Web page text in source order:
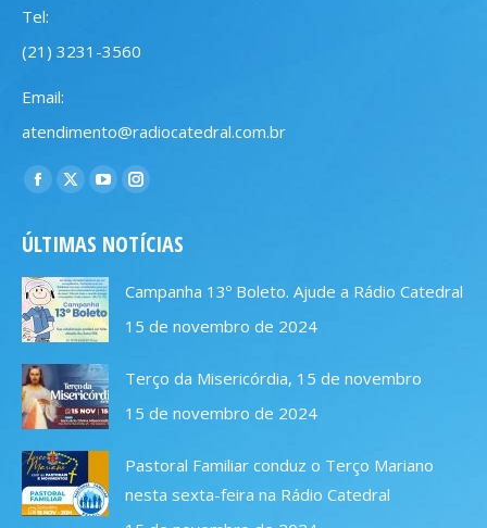
Tel:
(21) 3231-3560
Email:
atendimento@radiocatedral.com.br
Encontre-nos em:
Facebook
opens
in
new
window
X
opens
in
new
window
YouTube
opens
in
new
window
Instagram
opens
new
window
ÚLTIMAS NOTÍCIAS
Campanha 13º Boleto. Ajude a Rádio Catedral
15 de novembro de 2024
Terço da Misericórdia, 15 de novembro
15 de novembro de 2024
Pastoral Familiar conduz o Terço Mariano
nesta sexta-feira na Rádio Catedral